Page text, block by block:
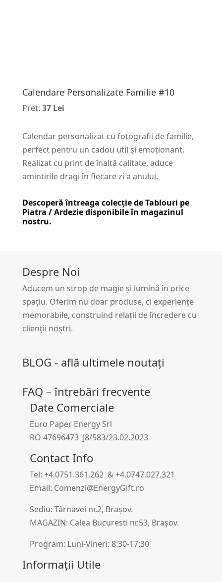
Calendare Personalizate Familie #10
Pret: 37 Lei
Calendar personalizat cu fotografii de familie,
perfect pentru un cadou util și emoționant.
Realizat cu print de înaltă calitate, aduce
amintirile dragi în fiecare zi a anului.
Descoperă întreaga colecție deTablouri pe
Piatra / Ardeziedisponibile în magazinul
nostru.
Despre Noi
Aducem un strop de magie și lumină în orice
spațiu. Oferim nu doar produse, ci experiențe
memorabile, construind relații de încredere cu
clienții noștri.
BLOG - află ultimele noutați
FAQ – întrebări frecvente
Date Comerciale
Euro Paper Energy Srl
RO 47696473 J8/583/23.02.2023
Contact Info
Tel: +4.0751.361.262 & +4.0747.027.321
Email: Comenzi@EnergyGift.ro
Sediu: Târnavei nr.2, Brașov.
MAGAZIN: Calea Bucuresti nr.53, Brașov.
Program: Luni-Vineri: 8:30-17:30
Informații Utile